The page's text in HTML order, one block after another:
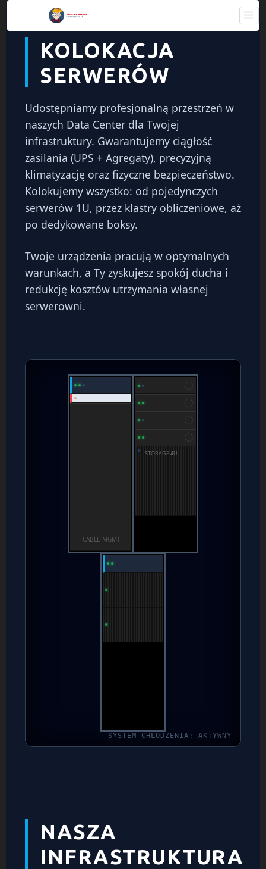
KOLOKACJA
SERWERÓW
Udostępniamy profesjonalną przestrzeń w
naszych Data Center dla Twojej
infrastruktury. Gwarantujemy ciągłość
zasilania (UPS + Agregaty), precyzyjną
klimatyzację oraz fizyczne bezpieczeństwo.
Kolokujemy wszystko: od pojedynczych
serwerów 1U, przez klastry obliczeniowe, aż
po dedykowane boksy.
Twoje urządzenia pracują w optymalnych
warunkach, a Ty zyskujesz spokój ducha i
redukcję kosztów utrzymania własnej
serwerowni.
CABLE MGMT
STORAGE 4U
NASZA
INFRASTRUKTURA